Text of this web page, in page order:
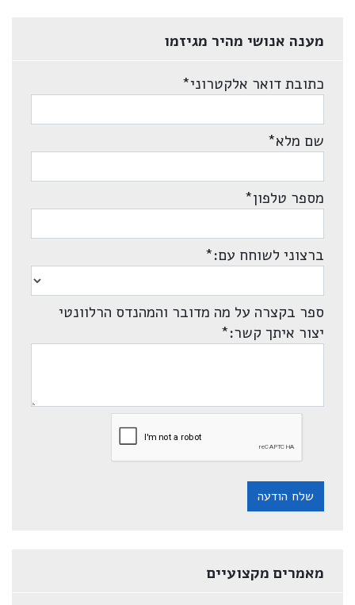
מענה אנושי מהיר מגיזמו
כתובת דואר אלקטרוני*
שם מלא*
מספר טלפון*
ברצוני לשוחח עם:*
ספר בקצרה על מה מדובר והמהנדס הרלוונטי
יצור איתך קשר:*
שלח הודעה
מאמרים מקצועיים